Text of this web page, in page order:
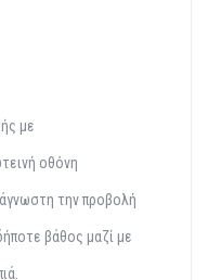
με
οθόνη
τηνπροβολή
βάθος μαζί με